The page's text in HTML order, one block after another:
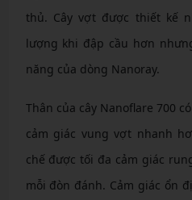
thủ. Cây vợt được thiết kế
lượng khi đập cầu hơn
năng của dòng Nanoray.
Thân của cây Nanoflare 700
cảm giác vung vợt nhanh
chế được tối đa cảm giác
mỗi đòn đánh. Cảm giác ổn